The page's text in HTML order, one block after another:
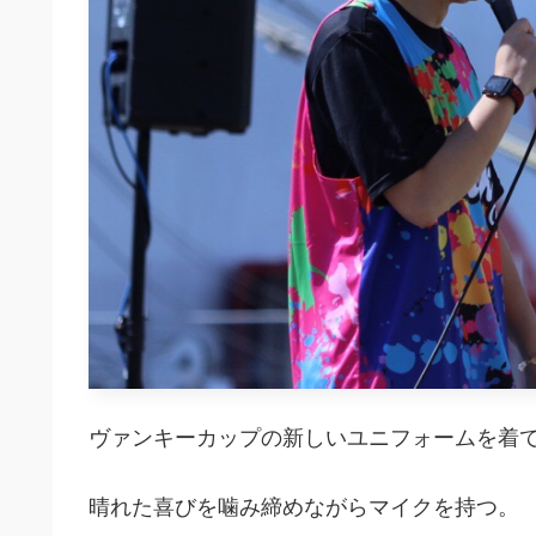
ヴァンキーカップの新しいユニフォームを着
晴れた喜びを噛み締めながらマイクを持つ。